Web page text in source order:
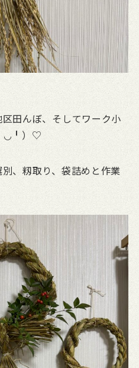
田んぼ、そしてワーク小
╹◡╹）♡
、籾取り、袋詰めと作業